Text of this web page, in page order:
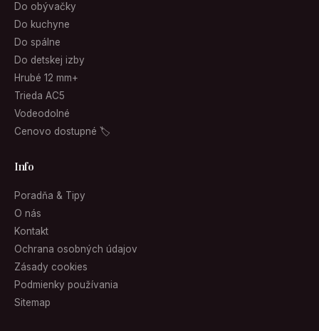
Do obývačky
Do kuchyne
Do spálne
Do detskej izby
Hrubé 12 mm+
Trieda AC5
Vodeodolné
Cenovo dostupné 🏷
Info
Poradňa & Tipy
O nás
Kontakt
Ochrana osobných údajov
Zásady cookies
Podmienky používania
Sitemap